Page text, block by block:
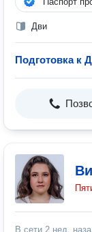
Дви
Подготовка к
В сети 2 нед.